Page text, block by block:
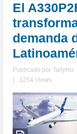
El
demanda
Publicado porTallyHo
1254 Views